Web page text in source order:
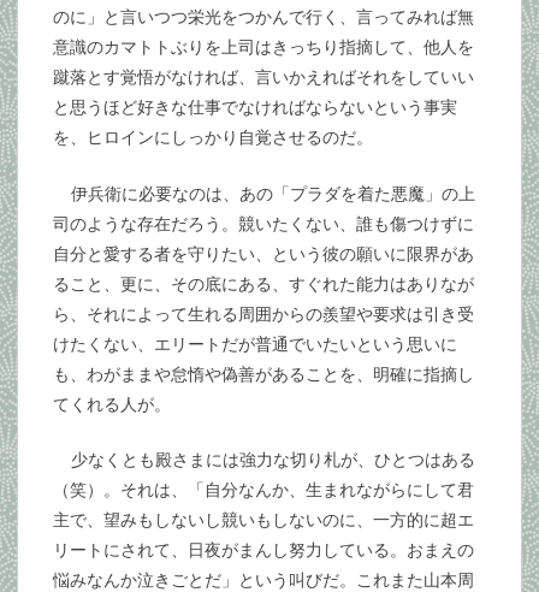
のに」と言いつつ栄光をつかんで行く、言ってみれば無
意識のカマトトぶりを上司はきっちり指摘して、他人を
蹴落とす覚悟がなければ、言いかえればそれをしていい
と思うほど好きな仕事でなければならないという事実
を、ヒロインにしっかり自覚させるのだ。
伊兵衛に必要なのは、あの「プラダを着た悪魔」の上
司のような存在だろう。競いたくない、誰も傷つけずに
自分と愛する者を守りたい、という彼の願いに限界があ
ること、更に、その底にある、すぐれた能力はありなが
ら、それによって生れる周囲からの羨望や要求は引き受
けたくない、エリートだが普通でいたいという思いに
も、わがままや怠惰や偽善があることを、明確に指摘し
てくれる人が。
少なくとも殿さまには強力な切り札が、ひとつはある
（笑）。それは、「自分なんか、生まれながらにして君
主で、望みもしないし競いもしないのに、一方的に超エ
リートにされて、日夜がまんし努力している。おまえの
悩みなんか泣きごとだ」という叫びだ。これまた山本周